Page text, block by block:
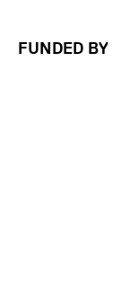
FUNDED BY